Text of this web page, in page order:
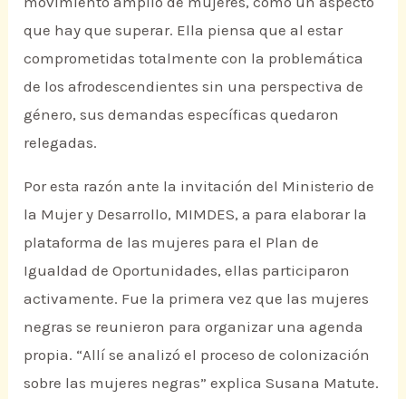
que hay que superar. Ella piensa que al estar
comprometidas totalmente con la problemática
de los afrodescendientes sin una perspectiva de
género, sus demandas específicas quedaron
relegadas.
Por esta razón ante la invitación del Ministerio de
la Mujer y Desarrollo, MIMDES, a para elaborar la
plataforma de las mujeres para el Plan de
Igualdad de Oportunidades, ellas participaron
activamente. Fue la primera vez que las mujeres
negras se reunieron para organizar una agenda
propia. “Allí se analizó el proceso de colonización
sobre las mujeres negras” explica Susana Matute.